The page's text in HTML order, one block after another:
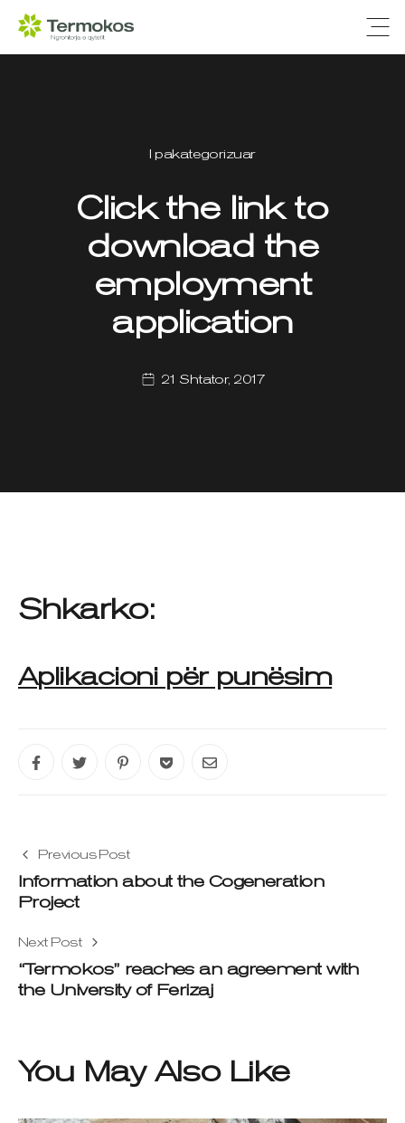
I pakategorizuar
Click the link to
download the
employment
application
21 Shtator, 2017
Shkarko:
Aplikacioni për punësim
Previous Post
Information about the Cogeneration
Project
Next Post
“Termokos” reaches an agreement with
the University of Ferizaj
You May Also Like